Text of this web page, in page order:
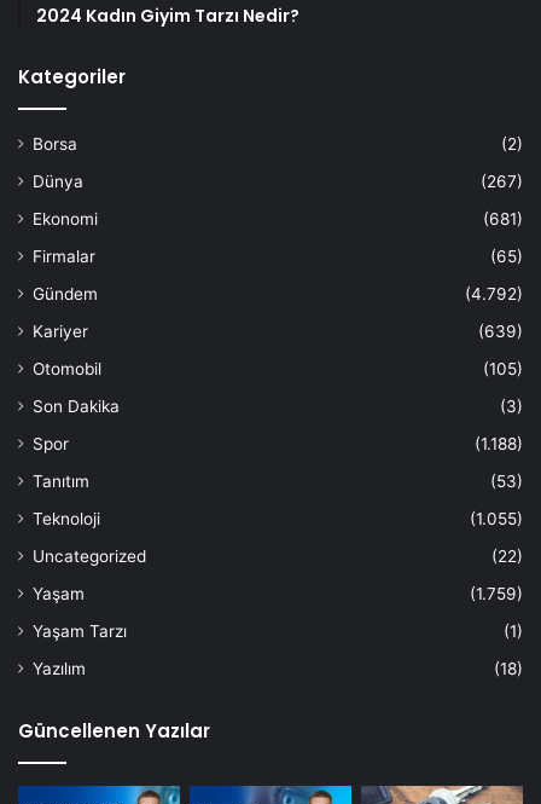
2024 Kadın Giyim Tarzı Nedir?
Kategoriler
Borsa
(2)
Dünya
(267)
Ekonomi
(681)
Firmalar
(65)
Gündem
(4.792)
Kariyer
(639)
Otomobil
(105)
Son Dakika
(3)
Spor
(1.188)
Tanıtım
(53)
Teknoloji
(1.055)
Uncategorized
(22)
Yaşam
(1.759)
Yaşam Tarzı
(1)
Yazılım
(18)
Güncellenen Yazılar